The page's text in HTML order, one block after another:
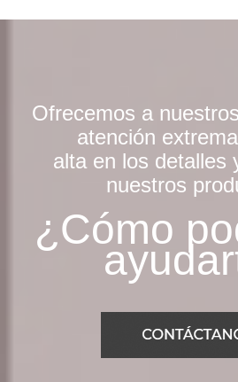
Ofrecemos a
atención
alta en los detalles
nuestros
¿Cómo